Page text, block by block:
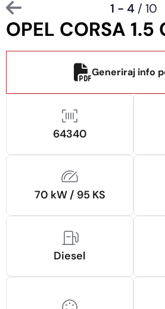
OPEL CORSA 1.5
1 - 4 / 10
Generiraj info
64340
70 kW / 95 KS
Diesel